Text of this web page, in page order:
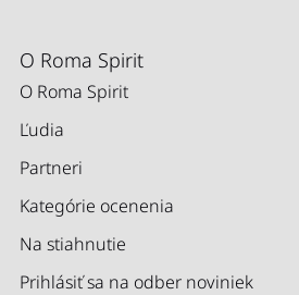
O Roma Spirit
O Roma Spirit
Ľudia
Partneri
Kategórie ocenenia
Na stiahnutie
Prihlásiť sa na odber noviniek